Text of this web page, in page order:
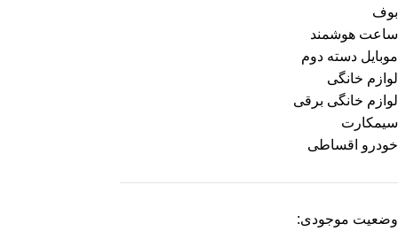
بوف
ساعت هوشمند
موبایل دسته دوم
لوازم خانگی
لوازم خانگی برقی
سیمکارت
خودرو اقساطی
وضعیت موجودی: